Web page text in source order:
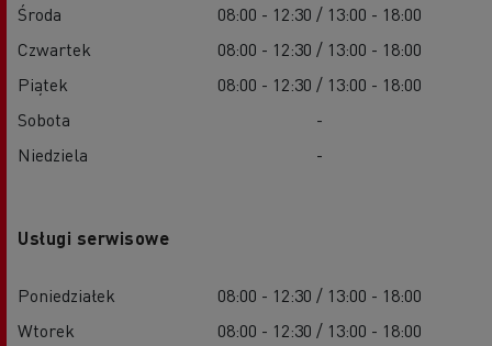
Środa
08:00 - 12:30 / 13:00 - 18:00
Czwartek
08:00 - 12:30 / 13:00 - 18:00
Piątek
08:00 - 12:30 / 13:00 - 18:00
Sobota
-
Niedziela
-
Usługi serwisowe
Poniedziałek
08:00 - 12:30 / 13:00 - 18:00
Wtorek
08:00 - 12:30 / 13:00 - 18:00